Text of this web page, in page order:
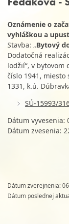
Oznámenie o
vyhláškou a
Stavba: „Bytový
Dodatočná
lodžií“, v bytovom
číslo 1941, miesto
1331, k.ú.
SÚ-15993/
Dátum vyvesenia:
Dátum zvesenia:
Dátum zverejnenia:
Dátum poslednej